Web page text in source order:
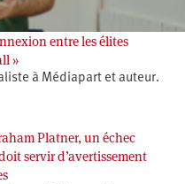
entre les élites
»
à Médiapart et auteur.
Platner, un échec
servir d’avertissement